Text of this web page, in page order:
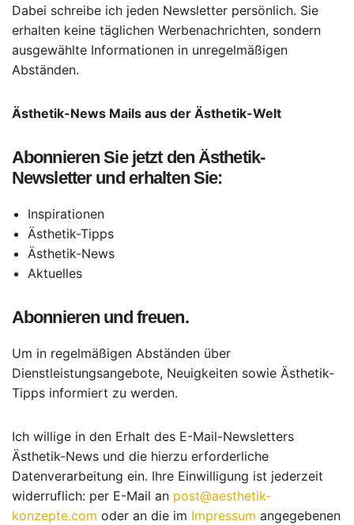
Dabei schreibe ich jeden Newsletter persönlich. Sie
erhalten keine täglichen Werbenachrichten, sondern
ausgewählte Informationen in unregelmäßigen
Abständen.
Ästhetik-News Mails aus der Ästhetik-Welt
Abonnieren Sie jetzt den Ästhetik-
Newsletter und erhalten Sie:
Inspirationen
Ästhetik-Tipps
Ästhetik-News
Aktuelles
Abonnieren und freuen.
Um in regelmäßigen Abständen über
Dienstleistungsangebote, Neuigkeiten sowie Ästhetik-
Tipps informiert zu werden.
Ich willige in den Erhalt des E-Mail-Newsletters
Ästhetik-News und die hierzu erforderliche
Datenverarbeitung ein. Ihre Einwilligung ist jederzeit
widerruflich: per E-Mail an post@aesthetik-
konzepte.com oder an die im Impressum angegebenen